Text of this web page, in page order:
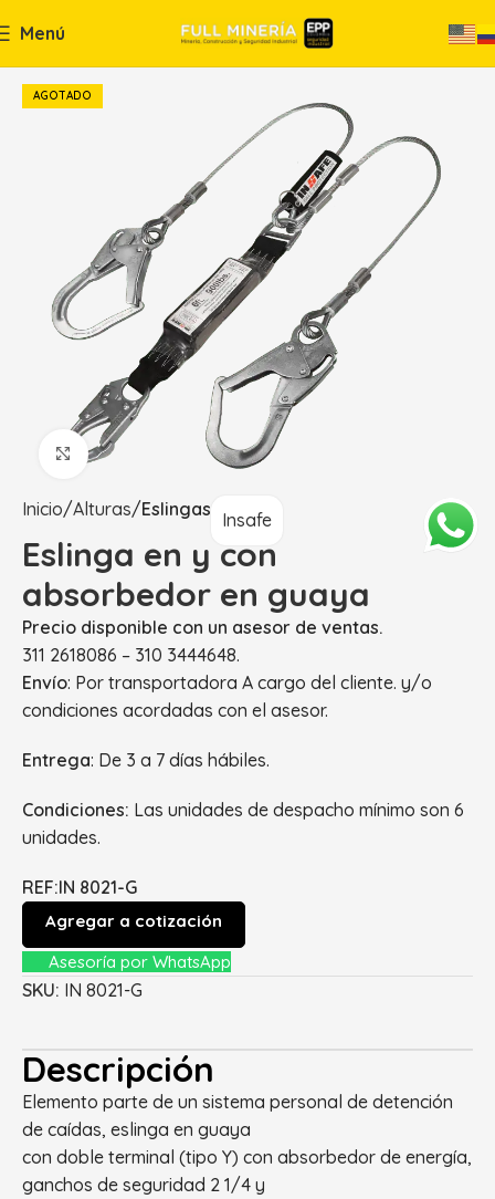
Menú
AGOTADO
Haga Click para agrandar
Inicio Alturas Eslingas Insafe
Eslinga en y con
absorbedor en guaya
Precio disponible con un asesor de ventas.
311 2618086 – 310 3444648.
Envío: Por transportadora A cargo del cliente. y/o
condiciones acordadas con el asesor.
Entrega: De 3 a 7 días hábiles.
Condiciones: Las unidades de despacho mínimo son 6
unidades.
REF:IN 8021-G
Agregar a cotización
Asesoría por WhatsApp
SKU: IN 8021-G
Descripción
Elemento parte de un sistema personal de detención
de caídas, eslinga en guaya
con doble terminal (tipo Y) con absorbedor de energía,
ganchos de seguridad 2 1/4 y